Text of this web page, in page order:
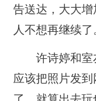
告送达，大大
人不想再继续了
许诗婷和
应该把照片发